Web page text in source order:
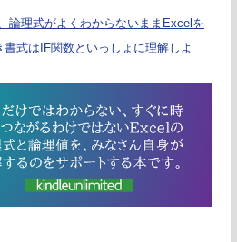
論理式がよくわからないままExcelを
式はIF関数といっしょに理解しよ